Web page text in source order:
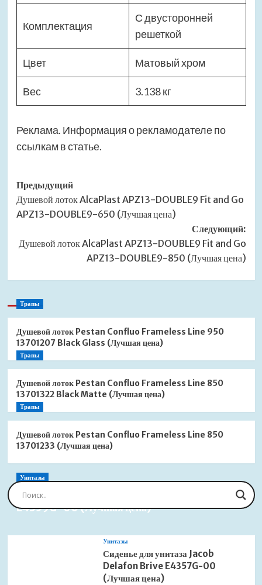
Комплектация
С двусторонней
решеткой
Цвет Матовый хром
Вес 3.138 кг
Реклама. Информация о рекламодателе по
ссылкам в статье.
Навигация
записи
Предыдущий
Душевой лоток AlcaPlast APZ13-DOUBLE9 Fit and Go
APZ13-DOUBLE9-650 (Лучшая цена)
Следующий:
Душевой лоток AlcaPlast APZ13-DOUBLE9 Fit and Go
APZ13-DOUBLE9-850 (Лучшая цена)
Трапы
Душевой лоток Pestan Confluo Frameless Line 950
13701207 Black Glass (Лучшая цена)
Трапы
Душевой лоток Pestan Confluo Frameless Line 850
13701322 Black Matte (Лучшая цена)
Трапы
Душевой лоток Pestan Confluo Frameless Line 850
13701233 (Лучшая цена)
Унитазы
Сиденье для унитаза Jacob Delafon Brive
E4359G-00 (Лучшая цена)
Унитазы
Сиденье для унитаза Jacob
Delafon Brive E4357G-00
(Лучшая цена)